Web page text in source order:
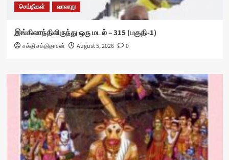
செய்திகள் வரலாறு
இங்கிலாந்திலிருந்து ஒரு மடல் – 315 (பகுதி-1)
சக்தி சக்திதாசன் August 5, 2026 0